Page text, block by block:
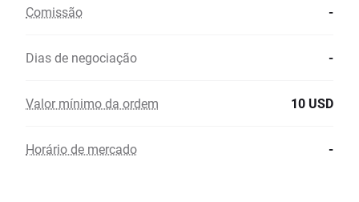
Comissão -
Dias de negociação -
Valor mínimo da ordem 10 USD
Horário de mercado -